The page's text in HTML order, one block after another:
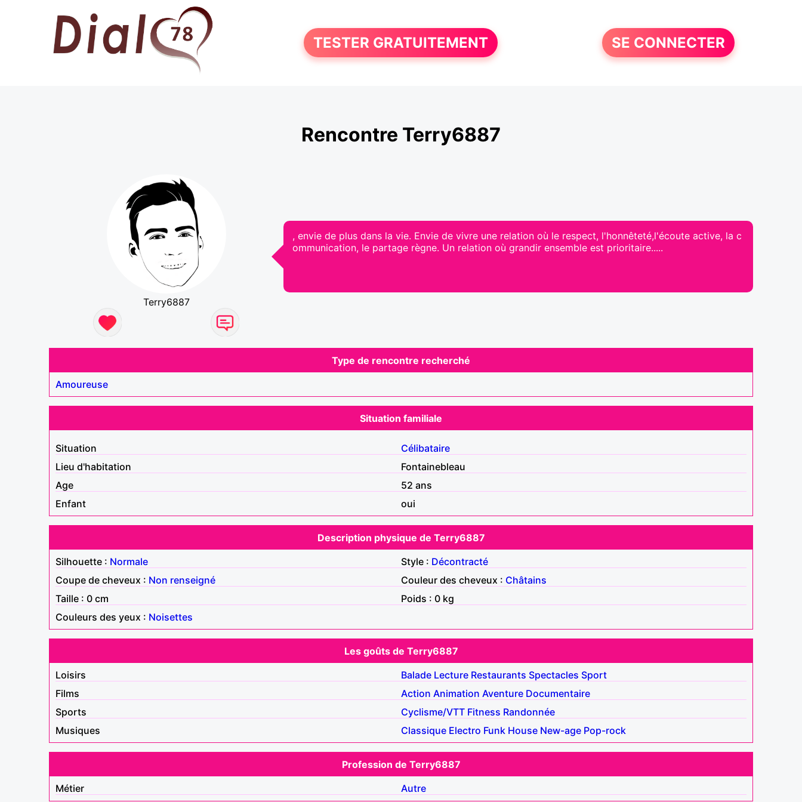
TESTER GRATUITEMENT SE CONNECTER
Rencontre Terry6887
Terry6887
, envie de plus dans la vie. Envie de vivre une relation où le respect, l'honnêteté,l'écoute active, la c
ommunication, le partage règne. Un relation où grandir ensemble est prioritaire.....
Type de rencontre recherché
Amoureuse
Situation familiale
Situation
Célibataire
Lieu d'habitation
Fontainebleau
Age
52 ans
Enfant
oui
Description physique de Terry6887
Silhouette : Normale Style : Décontracté
Coupe de cheveux : Non renseigné Couleur des cheveux : Châtains
Taille : 0 cm
Poids : 0 kg
Couleurs des yeux : Noisettes
Les goûts de Terry6887
Loisirs
Balade Lecture Restaurants Spectacles Sport
Films
Action Animation Aventure Documentaire
Sports
Cyclisme/VTT Fitness Randonnée
Musiques
Classique Electro Funk House New-age Pop-rock
Profession de Terry6887
Métier
Autre